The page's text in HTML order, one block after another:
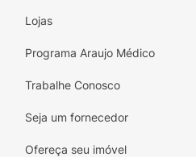
Lojas
Programa Araujo Médico
Trabalhe Conosco
Seja um fornecedor
Ofereça seu imóvel